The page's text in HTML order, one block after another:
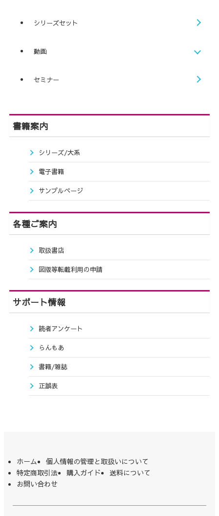
シリーズセット
動画
セミナー
書籍案内
シリーズ/大系
電子書籍
サンプルページ
各種ご案内
取扱書店
図版等転載利用の申請
サポート情報
読者アンケート
らんもあ
書籍/雑誌
正誤表
ホーム
個人情報の管理と取扱いについて
特定商取引法
購入ガイド
送料について
お問い合わせ